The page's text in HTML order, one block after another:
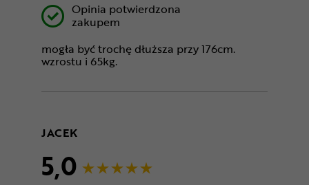
Opinia potwierdzona
zakupem
mogła być trochę dłuższa przy 176cm.
wzrostu i 65kg.
JACEK
5,0